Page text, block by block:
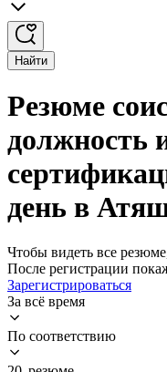
Найти
Резюме
должность
день в
Чтобы видеть все
После регистрации
Зарегистрироваться
За всё время
По соответствию